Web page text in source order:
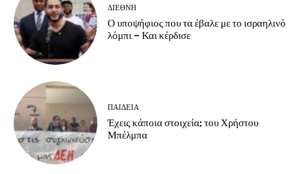
ΔΙΕΘΝΗ
Ο υποψήφιος που τα έβαλε με το ισραηλινό
λόμπι – Και κέρδισε
ΠΑΙΔΕΙΑ
Έχεις κάποια στοιχεία; του Χρήστου
Μπέλμπα